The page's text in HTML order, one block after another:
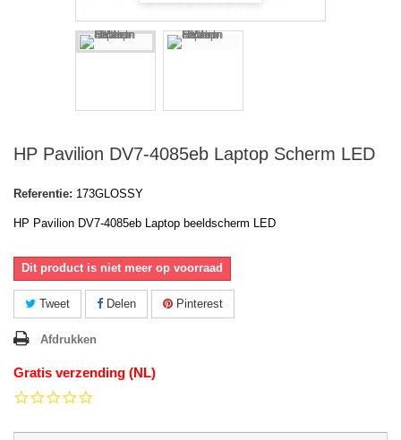
HP Pavilion DV7-4085eb Laptop Scherm LED
Referentie: 173GLOSSY
HP Pavilion DV7-4085eb Laptop beeldscherm LED
Dit product is niet meer op voorraad
Tweet Delen Pinterest
Afdrukken
Gratis verzending (NL)